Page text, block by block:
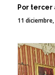
Por tercer
11